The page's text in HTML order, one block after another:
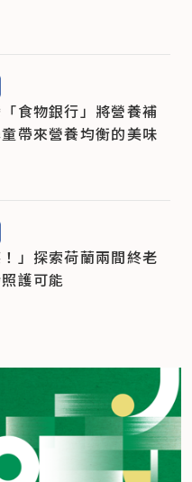
食物銀行」將營養補
帶來營養均衡的美味
」探索荷蘭兩間終老
護可能